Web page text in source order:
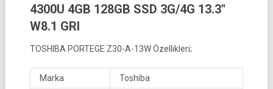
4300U 4GB 128GB SSD 3G/4G 13.3″
W8.1 GRI
TOSHIBA PORTEGE Z30-A-13W Özellikleri;
Marka Toshiba